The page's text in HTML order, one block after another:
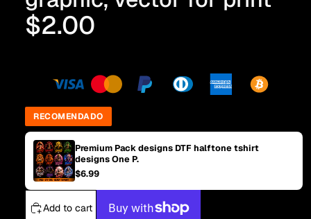
$2.00
RECOMENDADO
Premium Pack designs DTF halftone tshirt
designs One P.
$6.99
Add to cart